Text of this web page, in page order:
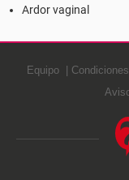
Ardor vaginal
Equipo